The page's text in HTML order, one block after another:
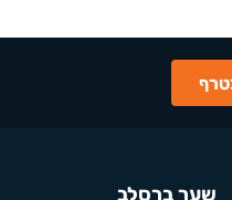
שער ברסלב